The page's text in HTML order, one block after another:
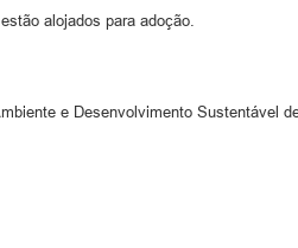
alojados para adoção.
e Desenvolvimento Sustentável